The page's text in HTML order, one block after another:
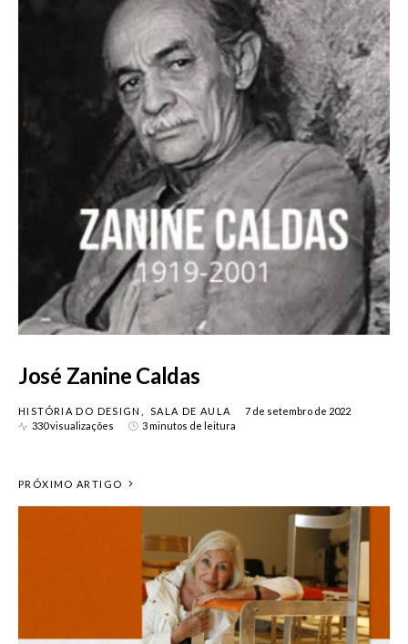
José Zanine Caldas
HISTÓRIA DO DESIGN SALA DE AULA
7 de setembro de 2022
330 visualizações
3 minutos de leitura
PRÓXIMO ARTIGO